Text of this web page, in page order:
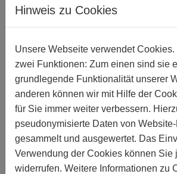
die Zahl der Abschiebungen aus
abgeschoben wurden, erhöhte sich
zwischen 2010 und 2015.
NACH HAUSE GESCHICKT,
ERMORDET ZU WERDEN
Für Saúl ist es zu spät. Der 35jährige
Kindern wurde in seinem Heimatland
ermordet, weniger als drei Wochen
2016 von Mexiko nach Hause
Hinweis zu Cookies
Unsere Webseite verwendet
zwei Funktionen: Zum einen sind sie
grundlegende Funktionalität unserer
anderen können wir mit Hilfe der
für Sie immer weiter verbessern.
pseudonymisierte Daten von
gesammelt und ausgewertet. Das
Verwendung der Cookies können Sie
widerrufen. Weitere Informationen zu